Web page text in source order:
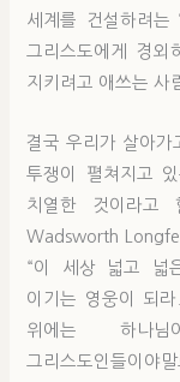
세계를 건설하려는
그리스도에게 경외
지키려고 애쓰는 사
결국 우리가 살아
투쟁이 펼쳐지고
치열한 것이라고
Wadsworth
“이 세상 넓고 넓
이기는 영웅이 되
위에는 하나
그리스도인들이야